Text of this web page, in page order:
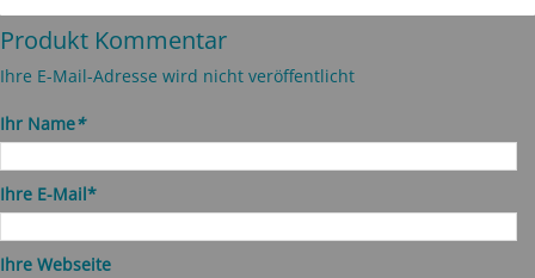
Produkt Kommentar
Ihre E-Mail-Adresse wird nicht veröffentlicht
Ihr Name*
Ihre E-Mail*
Ihre Webseite